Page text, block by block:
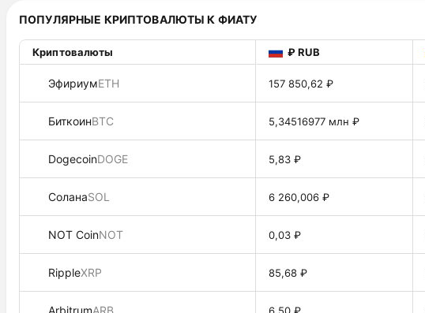
ПОПУЛЯРНЫЕ КРИПТОВАЛЮТЫ К ФИАТУ
Криптовалюты ₽ RUB
ЭфириумETH 157 850,62 ₽
БиткоинBTC 5,34516977 млн ₽
DogecoinDOGE 5,83 ₽
СоланаSOL 6 260,006 ₽
NOT CoinNOT 0,03 ₽
RippleXRP 85,68 ₽
ArbitrumARB 6,50 ₽